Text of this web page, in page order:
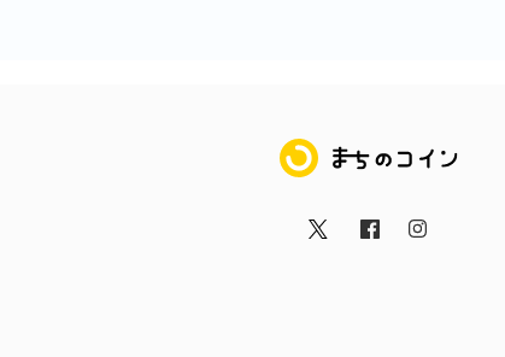
まちのコイン